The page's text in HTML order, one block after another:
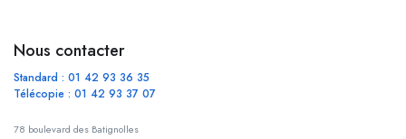
Nous contacter
Standard : 01 42 93 36 35
Télécopie : 01 42 93 37 07
78 boulevard des Batignolles